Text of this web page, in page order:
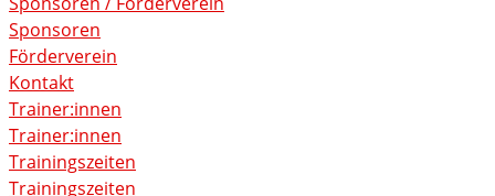
Sponsoren
Förderverein
Kontakt
Trainer:innen
Trainer:innen
Trainingszeiten
Trainingszeiten